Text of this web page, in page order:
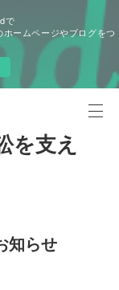
で
ホームページやブログをつ
を支え
知らせ